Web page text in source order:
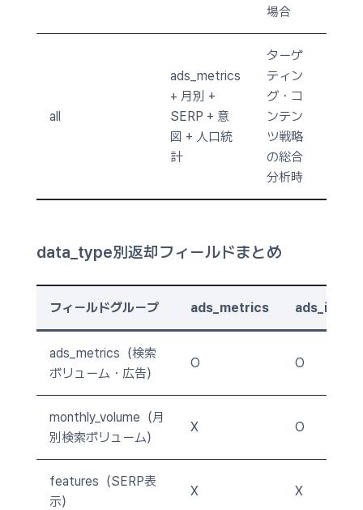
場合
all
ads_metrics
+ 月別 +
SERP + 意
図 + 人口統
計
ターゲ
ティン
グ・コ
ンテン
ツ戦略
の総合
分析時
data_type別返却フィールドまとめ
フィールドグループ ads_metrics ads_info
ads_metrics（検索
ボリューム・広告）
O O
monthly_volume（月
別検索ボリューム）
X O
features（SERP表
示）
X X